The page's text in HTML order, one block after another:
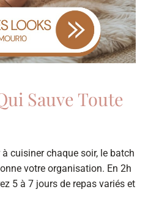
Sauve Toute
cuisiner chaque soir, le batch
votre organisation. En 2h
5 à 7 jours de repas variés et